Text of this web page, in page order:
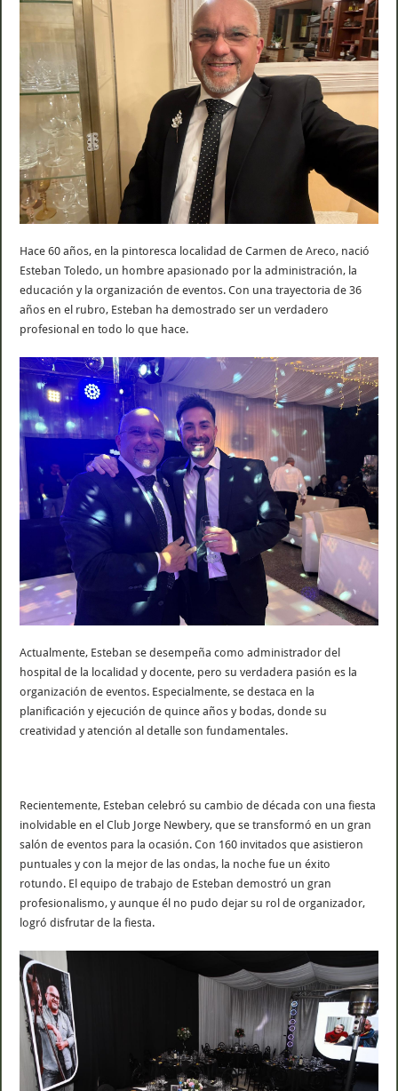
Hace 60 años, en la pintoresca localidad de Carmen de Areco, nació
Esteban Toledo, un hombre apasionado por la administración, la
educación y la organización de eventos. Con una trayectoria de 36
años en el rubro, Esteban ha demostrado ser un verdadero
profesional en todo lo que hace.
Actualmente, Esteban se desempeña como administrador del
hospital de la localidad y docente, pero su verdadera pasión es la
organización de eventos. Especialmente, se destaca en la
planificación y ejecución de quince años y bodas, donde su
creatividad y atención al detalle son fundamentales.
Recientemente, Esteban celebró su cambio de década con una fiesta
inolvidable en el Club Jorge Newbery, que se transformó en un gran
salón de eventos para la ocasión. Con 160 invitados que asistieron
puntuales y con la mejor de las ondas, la noche fue un éxito
rotundo. El equipo de trabajo de Esteban demostró un gran
profesionalismo, y aunque él no pudo dejar su rol de organizador,
logró disfrutar de la fiesta.